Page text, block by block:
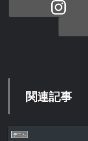
関連記事
デニム